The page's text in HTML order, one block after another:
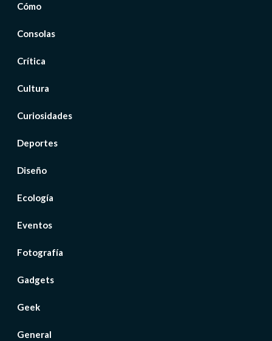
Cómo
Consolas
Crítica
Cultura
Curiosidades
Deportes
Diseño
Ecología
Eventos
Fotografía
Gadgets
Geek
General